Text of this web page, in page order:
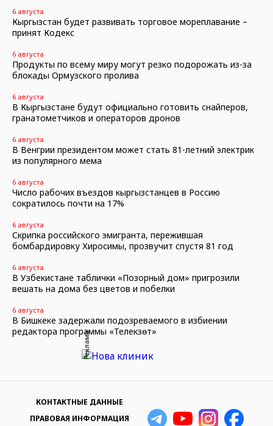
6 августа
Кыргызстан будет развивать торговое мореплавание –
принят Кодекс
6 августа
Продукты по всему миру могут резко подорожать из-за
блокады Ормузского пролива
6 августа
В Кыргызстане будут официально готовить снайперов,
гранатометчиков и операторов дронов
6 августа
В Венгрии президентом может стать 81-летний электрик
из популярного мема
6 августа
Число рабочих въездов кыргызстанцев в Россию
сократилось почти на 17%
6 августа
Скрипка российского эмигранта, пережившая
бомбардировку Хиросимы, прозвучит спустя 81 год
6 августа
В Узбекистане таблички «Позорный дом» пригрозили
вешать на дома без цветов и побелки
6 августа
В Бишкеке задержали подозреваемого в избиении
редактора программы «Телекүзөт»
Реклама
КОНТАКТНЫЕ ДАННЫЕ
ПРАВОВАЯ ИНФОРМАЦИЯ